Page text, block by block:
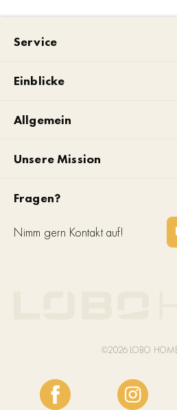
Service
Einblicke
Allgemein
Unsere Mission
Fragen?
Nimm gern Kontakt auf!
©2026 LOBO